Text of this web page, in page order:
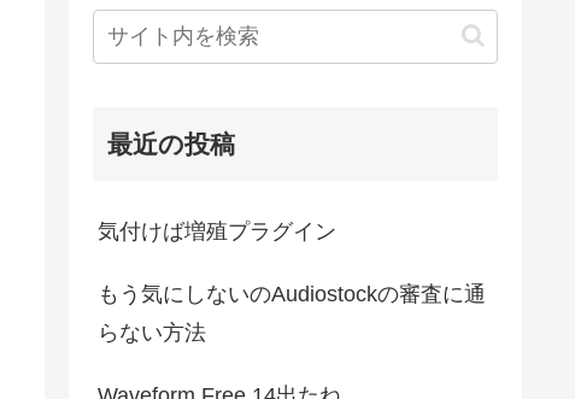
最近の投稿
気付けば増殖プラグイン
もう気にしないのAudiostockの審査に通
らない方法